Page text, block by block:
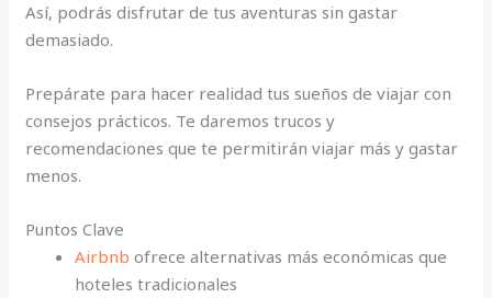
Así, podrás disfrutar de tus aventuras sin gastar
demasiado.
Prepárate para hacer realidad tus sueños de viajar con
consejos prácticos. Te daremos trucos y
recomendaciones que te permitirán viajar más y gastar
menos.
Puntos Clave
Airbnb ofrece alternativas más económicas que
hoteles tradicionales